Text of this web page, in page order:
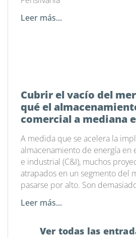
Leer más...
Cubrir el vacío del
qué el
comercial a mediana
un enfoque más
A medida que se acelera la
almacenamiento de energía en
e industrial (C&I), muchos
atrapados en un segmento del
pasarse por alto. Son
Leer más...
Ver todas las